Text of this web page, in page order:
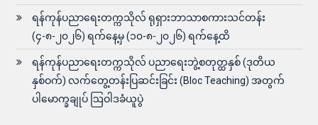
ရန်ကုန်ပညာရေးတက္ကသိုလ် ရုရှားဘာသာစကားသင်တန်း
(၄-၈-၂၀၂၆) ရက်နေ့မှ (၁၀-၈-၂၀၂၆) ရက်နေ့ထိ
ရန်ကုန်ပညာရေးတက္ကသိုလ် ပညာရေးဘွဲ့စတုတ္ထနှစ် (ဒုတိယ
နှစ်ဝက်) လက်တွေ့တန်းပြဆင်းခြင်း (Bloc Teaching) အတွက်
ပါမောက္ခချုပ် ဩဝါဒခံယူပွဲ